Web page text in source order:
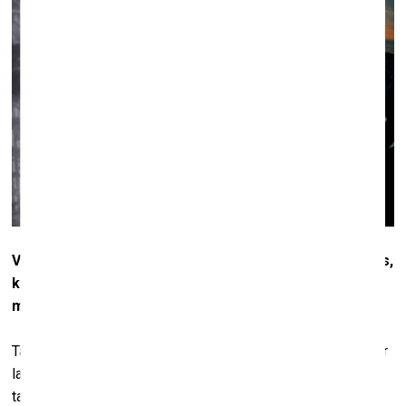
Videoinstalācijā redzamas krāsainas celtniecības ainas,
kas mijas ar melnbaltiem dabasskatiem. Kādēļ
melnbaltiem?
Tas ir tāds neverbāls paņēmiens, ar kura palīdzību runāt par
laika ritējumu. Tikpat labi šie melnbaltie kadri būtu varējuši
tapt arī pirms simt gadiem. No otras puses, tie rada